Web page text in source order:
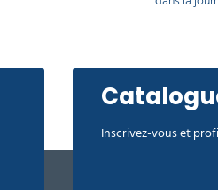
Inscrivez-vous et